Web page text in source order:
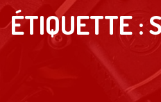
ÉTIQUETTE :